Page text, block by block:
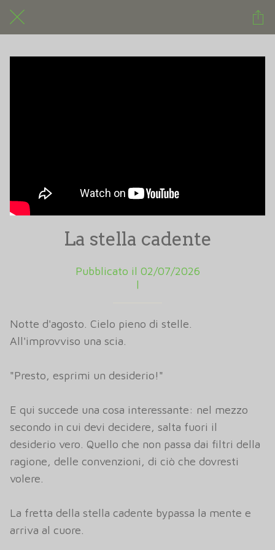
La stella cadente
Pubblicato il 02/07/2026
|
Notte d'agosto. Cielo pieno di stelle.
All'improvviso una scia.
"Presto, esprimi un desiderio!"
E qui succede una cosa interessante: nel mezzo
secondo in cui devi decidere, salta fuori il
desiderio vero. Quello che non passa dai filtri della
ragione, delle convenzioni, di ciò che dovresti
volere.
La fretta della stella cadente bypassa la mente e
arriva al cuore.